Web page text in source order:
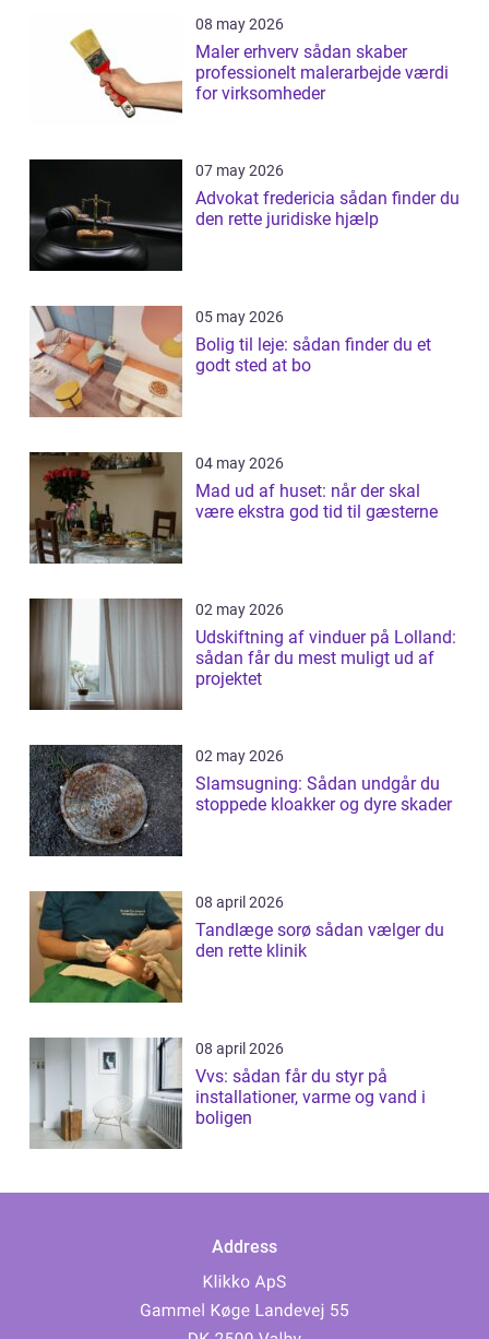
08 may 2026
Maler erhverv sådan skaber
professionelt malerarbejde værdi
for virksomheder
07 may 2026
Advokat fredericia sådan finder du
den rette juridiske hjælp
05 may 2026
Bolig til leje: sådan finder du et
godt sted at bo
04 may 2026
Mad ud af huset: når der skal
være ekstra god tid til gæsterne
02 may 2026
Udskiftning af vinduer på Lolland:
sådan får du mest muligt ud af
projektet
02 may 2026
Slamsugning: Sådan undgår du
stoppede kloakker og dyre skader
08 april 2026
Tandlæge sorø sådan vælger du
den rette klinik
08 april 2026
Vvs: sådan får du styr på
installationer, varme og vand i
boligen
Address